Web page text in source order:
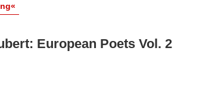
European Poets Vol. 2